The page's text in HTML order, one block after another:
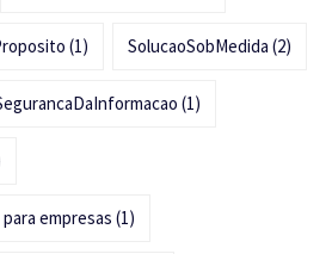
(1) SolucaoSobMedida (2)
(1)
empresas (1)